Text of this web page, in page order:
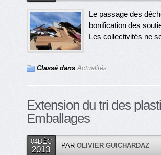
Le passage des
bonification des
Les collectivités ne
Classé dans Actualités
Extension du tri des
Emballages
04DÉC
2013 PAR OLIVIER GUICHARDAZ